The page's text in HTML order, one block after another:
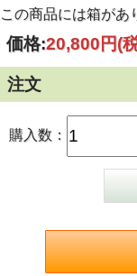
この商品には箱があ
価格:20,800円(
注文
購入数：